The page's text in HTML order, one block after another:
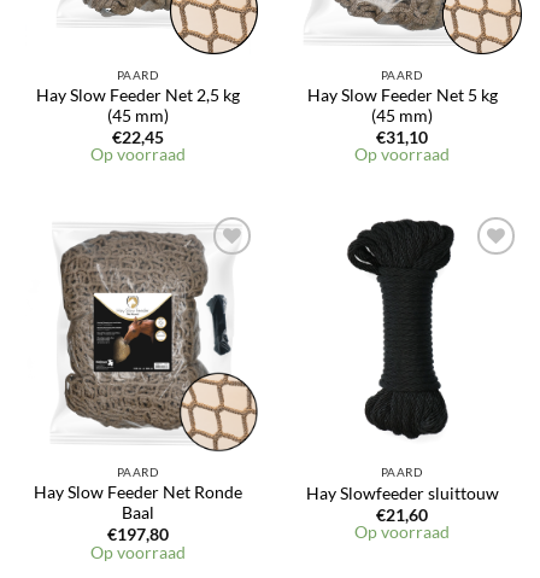
PAARD
Hay Slow Feeder Net 2,5 kg
(45 mm)
€22,45
Op voorraad
PAARD
Hay Slow Feeder Net 5 kg
(45 mm)
€31,10
Op voorraad
PAARD
Hay Slow Feeder Net Ronde
Baal
€197,80
Op voorraad
PAARD
Hay Slowfeeder sluittouw
€21,60
Op voorraad